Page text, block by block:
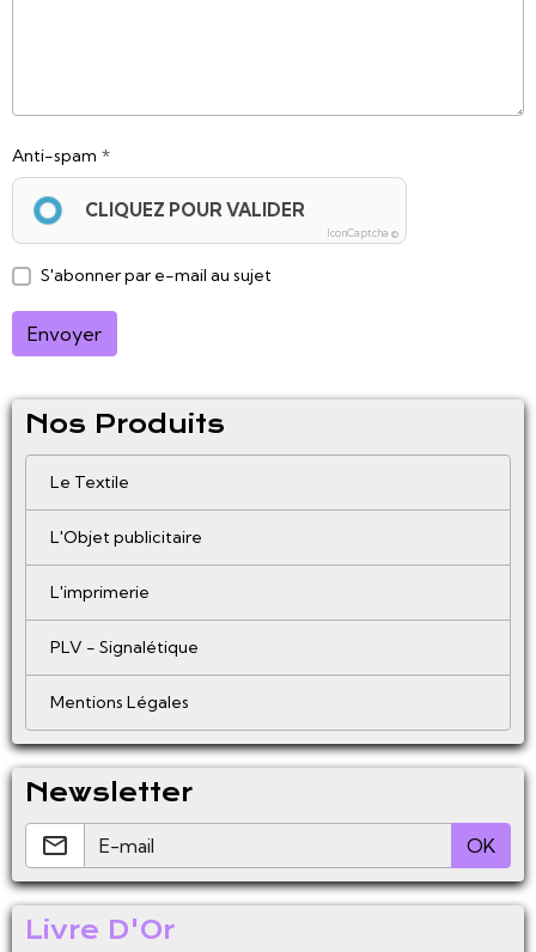
Anti-spam
CLIQUEZ POUR VALIDER
IconCaptcha ©
S'abonner par e-mail au sujet
Envoyer
Nos Produits
Le Textile
L'Objet publicitaire
L'imprimerie
PLV - Signalétique
Mentions Légales
Newsletter
OK
Livre D'Or